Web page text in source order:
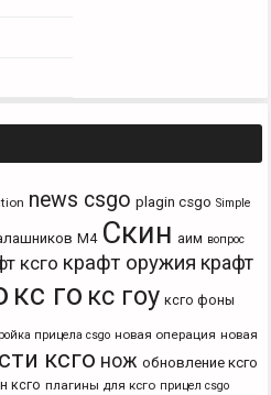
news csgo plagin csgo Simple
М4 Скин аим вопрос
ксго крафт оружия крафт
кс го кс гоу ксго фоны
прицела csgo новая операция новая
ксго нож обновление ксго
ксго плагины для ксго прицел csgo